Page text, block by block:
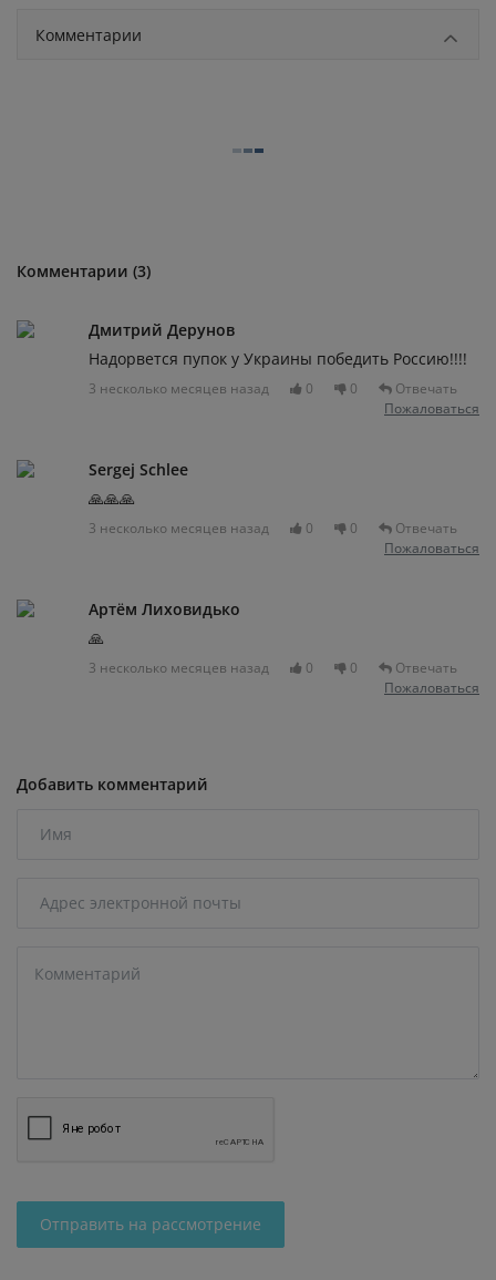
Комментарии
Комментарии (3)
Дмитрий Дерунов
Надорвется пупок у Украины победить Россию!!!!
3 несколько месяцев назад 0 0
Отвечать
Пожаловаться
Sergej Schlee
🙏🙏🙏
3 несколько месяцев назад 0 0
Отвечать
Пожаловаться
Артём Лиховидько
🙏
3 несколько месяцев назад 0 0
Отвечать
Пожаловаться
Добавить комментарий
Отправить на рассмотрение